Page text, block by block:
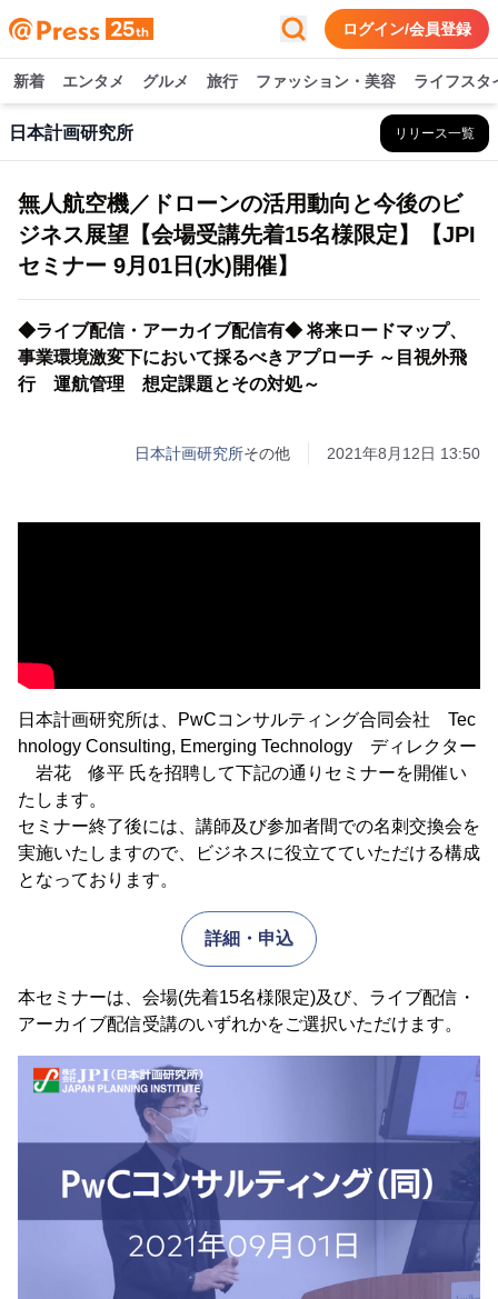
ログイン/会員登録
新着 エンタメ グルメ 旅行 ファッション・美容 ライフスタ
日本計画研究所 リリース一覧
無人航空機／ドローンの活用動向と今後のビ
ジネス展望【会場受講先着15名様限定】【JPI
セミナー 9月01日(水)開催】
◆ライブ配信・アーカイブ配信有◆ 将来ロードマップ、
事業環境激変下において採るべきアプローチ ～目視外飛
行 運航管理 想定課題とその対処～
日本計画研究所その他 2021年8月12日 13:50
日本計画研究所は、PwCコンサルティング合同会社 Tec
hnology Consulting, Emerging Technology ディレクター
岩花 修平 氏を招聘して下記の通りセミナーを開催い
たします。
セミナー終了後には、講師及び参加者間での名刺交換会を
実施いたしますので、ビジネスに役立てていただける構成
となっております。
詳細・申込
本セミナーは、会場(先着15名様限定)及び、ライブ配信・
アーカイブ配信受講のいずれかをご選択いただけます。